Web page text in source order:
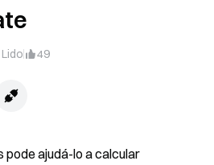
Lido 49
pode ajudá-lo a calcular